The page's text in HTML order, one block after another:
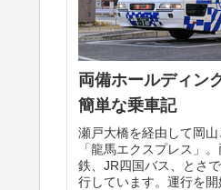
両備ホールディン
簡単な乗車記
瀬戸大橋を経由して岡
「龍馬エクスプレス」
鉄、JR四国バス、とさ
行しています。運行を